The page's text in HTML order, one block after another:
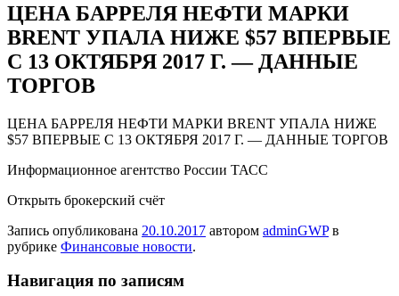
ЦЕНА БАРРЕЛЯ НЕФТИ МАРКИ
BRENT УПАЛА НИЖЕ $57 ВПЕРВЫЕ
С 13 ОКТЯБРЯ 2017 Г. — ДАННЫЕ
ТОРГОВ
ЦEНA БАРРЕЛЯ НЕФТИ МАРКИ BRENT УПАЛА НИЖЕ
$57 ВПЕРВЫЕ С 13 ОКТЯБРЯ 2017 Г. — ДАННЫЕ ТОРГОВ
Информационное агентство России ТАСС
Открыть брокерский счёт
Запись опубликована 20.10.2017 автором adminGWPв
рубрике Финансовые новости.
Навигация по записям